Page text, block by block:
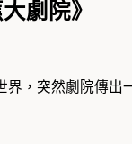
劇院》
，突然劇院傳出